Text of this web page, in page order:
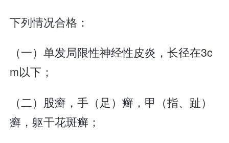
下列情况合格：
（一）单发局限性神经性皮炎，长径在3c
m以下；
（二）股癣，手（足）癣，甲（指、趾）
癣，躯干花斑癣；